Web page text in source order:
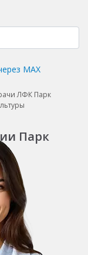
MAX
ЛФК Парк
Парк